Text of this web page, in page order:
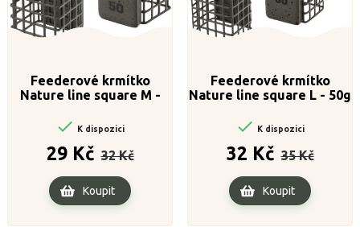
Feederové krmítko
Nature line square M -
 K dispozici
29 Kč cena
32 Kč
Cena
Koupit
Feederové krmítko
Nature line square L - 50g
 K dispozici
32 Kč cena
35 Kč
Cena
Koupit